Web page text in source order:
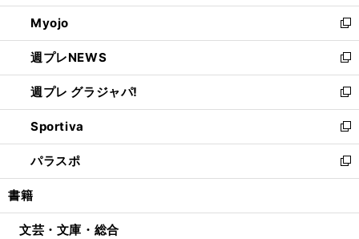
開
く
ウ
で
開
く
ン
ド
ウ
で
開
く
ウ
ィ
ン
ド
ウ
で
開
く
Myojo
新
し
い
ウ
ィ
ン
ド
ウ
で
開
週プレNEWS
新
し
い
ウ
ィ
ン
ド
ウ
開
週プレ グラジャパ!
新
し
い
ウ
ィ
ン
ウ
Sportiva
新
し
い
ウ
ン
パラスポ
新
し
ウ
書籍
文芸・文庫・総合